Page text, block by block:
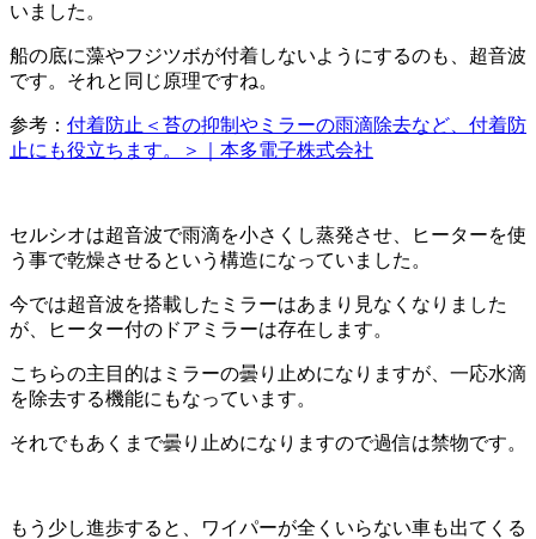
いました。
船の底に藻やフジツボが付着しないようにするのも、超音波
です。それと同じ原理ですね。
参考： 付着防止＜苔の抑制やミラーの雨滴除去など、付着防
止にも役立ちます。＞｜本多電子株式会社
セルシオは超音波で雨滴を小さくし蒸発させ、ヒーターを使
う事で乾燥させるという構造になっていました。
今では超音波を搭載したミラーはあまり見なくなりました
が、ヒーター付のドアミラーは存在します。
こちらの主目的はミラーの曇り止めになりますが、一応水滴
を除去する機能にもなっています。
それでもあくまで曇り止めになりますので過信は禁物です。
もう少し進歩すると、ワイパーが全くいらない車も出てくる